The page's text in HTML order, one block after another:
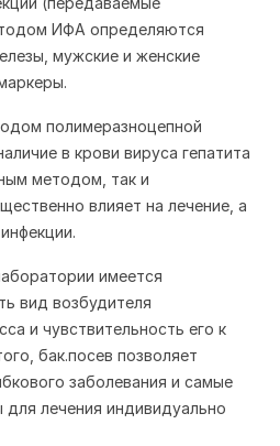
ИФА определяются
мужские и женские
полимеразноцепной
в крови вируса гепатита
методом, так и
влияет на лечение, а
имеется
вид возбудителя
и чувствительность его к
бак.посев позволяет
заболевания и самые
лечения индивидуально